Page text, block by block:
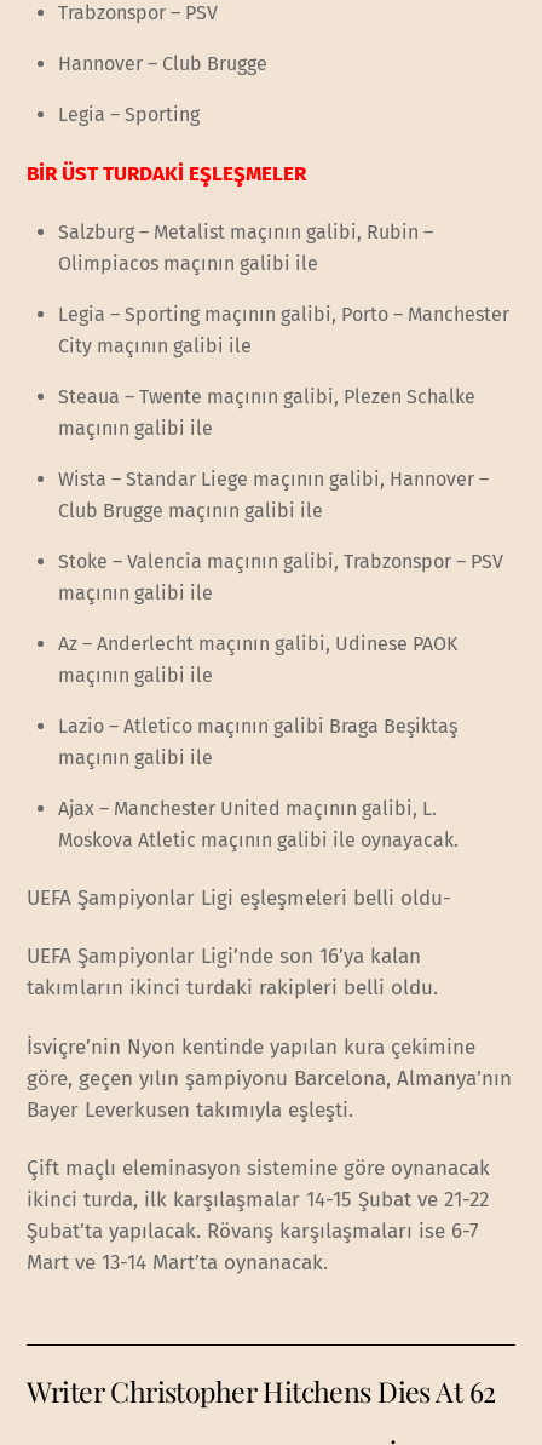
Trabzonspor – PSV
Hannover – Club Brugge
Legia – Sporting
BİR ÜST TURDAKİ EŞLEŞMELER
Salzburg – Metalist maçının galibi, Rubin –
Olimpiacos maçının galibi ile
Legia – Sporting maçının galibi, Porto – Manchester
City maçının galibi ile
Steaua – Twente maçının galibi, Plezen Schalke
maçının galibi ile
Wista – Standar Liege maçının galibi, Hannover –
Club Brugge maçının galibi ile
Stoke – Valencia maçının galibi, Trabzonspor – PSV
maçının galibi ile
Az – Anderlecht maçının galibi, Udinese PAOK
maçının galibi ile
Lazio – Atletico maçının galibi Braga Beşiktaş
maçının galibi ile
Ajax – Manchester United maçının galibi, L.
Moskova Atletic maçının galibi ile oynayacak.
UEFA Şampiyonlar Ligi eşleşmeleri belli oldu-
UEFA Şampiyonlar Ligi’nde son 16’ya kalan
takımların ikinci turdaki rakipleri belli oldu.
İsviçre’nin Nyon kentinde yapılan kura çekimine
göre, geçen yılın şampiyonu Barcelona, Almanya’nın
Bayer Leverkusen takımıyla eşleşti.
Çift maçlı eleminasyon sistemine göre oynanacak
ikinci turda, ilk karşılaşmalar 14-15 Şubat ve 21-22
Şubat’ta yapılacak. Rövanş karşılaşmaları ise 6-7
Mart ve 13-14 Mart’ta oynanacak.
Writer Christopher Hitchens Dies At 62